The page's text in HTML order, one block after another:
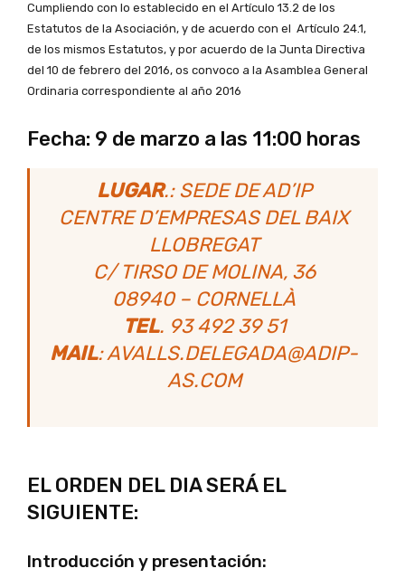
Cumpliendo con lo establecido en el Artículo 13.2 de los
Estatutos de la Asociación, y de acuerdo con el Artículo 24.1,
de los mismos Estatutos, y por acuerdo de la Junta Directiva
del 10 de febrero del 2016, os convoco a la Asamblea General
Ordinaria correspondiente al año 2016
Fecha: 9 de marzo a las 11:00 horas
LUGAR.: SEDE DE AD’IP
CENTRE D’EMPRESAS DEL BAIX
LLOBREGAT
C/ TIRSO DE MOLINA, 36
08940 – CORNELLÀ
TEL. 93 492 39 51
MAIL: AVALLS.DELEGADA@ADIP-
AS.COM
EL ORDEN DEL DIA SERÁ EL
SIGUIENTE:
Introducción y presentación: